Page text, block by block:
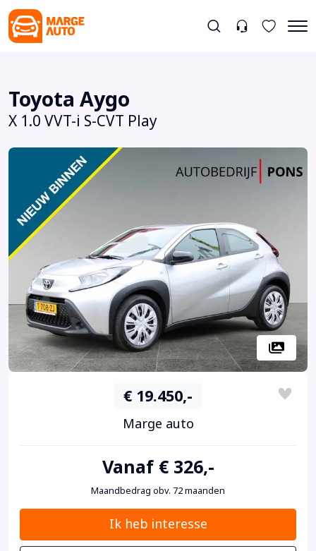
Toyota Aygo
X 1.0 VVT-i S-CVT Play
€ 19.450,-
Marge auto
Vanaf € 326,-
Maandbedrag obv. 72 maanden
Ik heb interesse